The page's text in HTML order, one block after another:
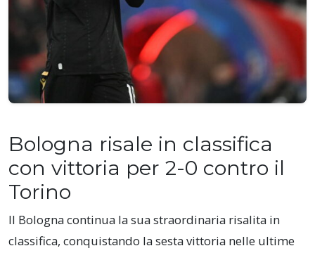
Bologna risale in classifica
con vittoria per 2-0 contro il
Torino
Il Bologna continua la sua straordinaria risalita in
classifica, conquistando la sesta vittoria nelle ultime